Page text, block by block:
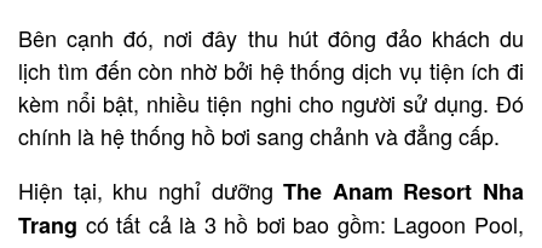
Bên cạnh đó, nơi đây thu hút đông đảo khách du
lịch tìm đến còn nhờ bởi hệ thống dịch vụ tiện ích đi
kèm nổi bật, nhiều tiện nghi cho người sử dụng. Đó
chính là hệ thống hồ bơi sang chảnh và đẳng cấp.
Hiện tại, khu nghỉ dưỡngThe Anam Resort Nha
Trang có tất cả là 3 hồ bơi bao gồm: Lagoon Pool,